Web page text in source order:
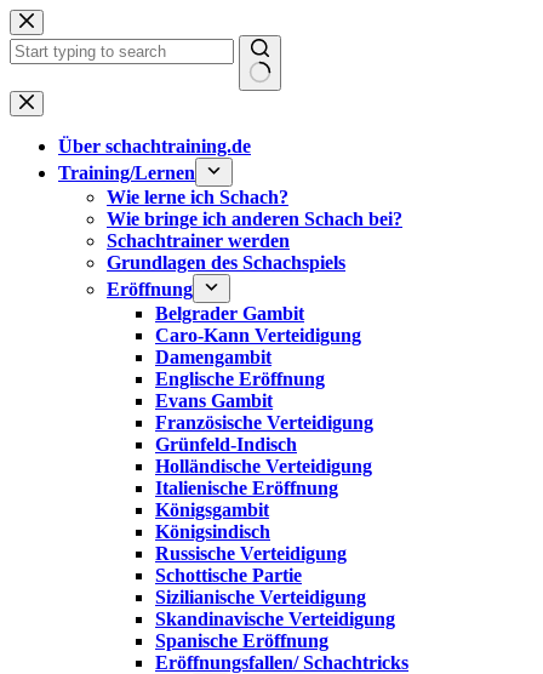
Zum
Inhalt
springen
Keine
Ergebnisse
Über schachtraining.de
Training/Lernen
Wie lerne ich Schach?
Wie bringe ich anderen Schach bei?
Schachtrainer werden
Grundlagen des Schachspiels
Eröffnung
Belgrader Gambit
Caro-Kann Verteidigung
Damengambit
Englische Eröffnung
Evans Gambit
Französische Verteidigung
Grünfeld-Indisch
Holländische Verteidigung
Italienische Eröffnung
Königsgambit
Königsindisch
Russische Verteidigung
Schottische Partie
Sizilianische Verteidigung
Skandinavische Verteidigung
Spanische Eröffnung
Eröffnungsfallen/ Schachtricks